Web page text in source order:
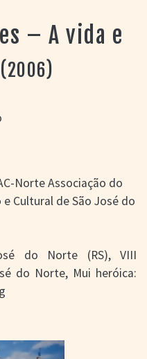
– A vida e
(2006)
Norte Associação do
Cultural de São José do
do Norte (RS), VIII
do Norte, Mui heróica: